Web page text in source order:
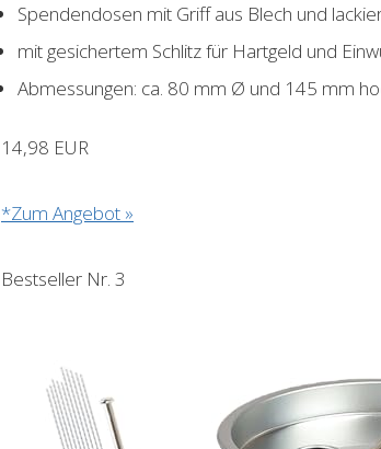
Spendendosen mit Griff aus Blech und
mit gesichertem Schlitz für Hartgeld und
Abmessungen: ca. 80 mm Ø und 145 mm
14,98 EUR
*Zum Angebot »
Bestseller Nr. 3